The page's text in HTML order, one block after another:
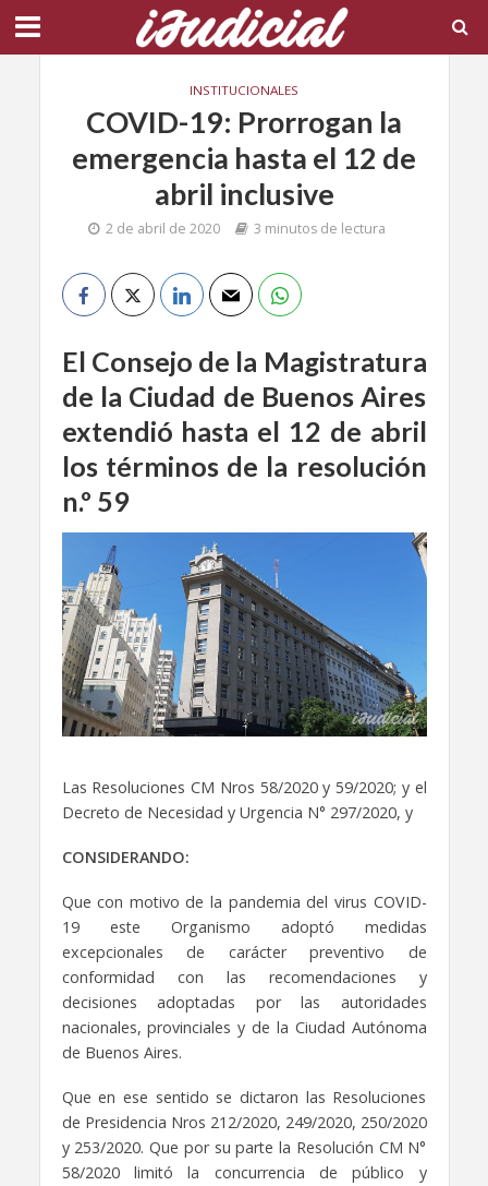
INSTITUCIONALES
COVID-19: Prorrogan la
emergencia hasta el 12 de
abril inclusive
2 de abril de 2020 3 minutos de lectura
El Consejo de la Magistratura
de la Ciudad de Buenos Aires
extendió hasta el 12 de abril
los términos de la resolución
n.º 59
Las Resoluciones CM Nros 58/2020 y 59/2020; y el
Decreto de Necesidad y Urgencia N° 297/2020, y
CONSIDERANDO:
Que con motivo de la pandemia del virus COVID-
19 este Organismo adoptó medidas
excepcionales de carácter preventivo de
conformidad con las recomendaciones y
decisiones adoptadas por las autoridades
nacionales, provinciales y de la Ciudad Autónoma
de Buenos Aires.
Que en ese sentido se dictaron las Resoluciones
de Presidencia Nros 212/2020, 249/2020, 250/2020
y 253/2020. Que por su parte la Resolución CM N°
58/2020 limitó la concurrencia de público y